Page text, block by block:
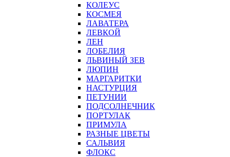
КОЛЕУС
КОСМЕЯ
ЛАВАТЕРА
ЛЕВКОЙ
ЛЕН
ЛОБЕЛИЯ
ЛЬВИНЫЙ ЗЕВ
ЛЮПИН
МАРГАРИТКИ
НАСТУРЦИЯ
ПЕТУНИИ
ПОДСОЛНЕЧНИК
ПОРТУЛАК
ПРИМУЛА
РАЗНЫЕ ЦВЕТЫ
САЛЬВИЯ
ФЛОКС